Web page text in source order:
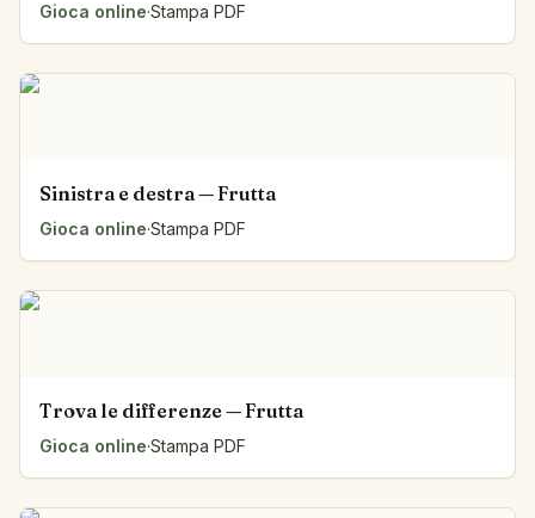
Gioca online·Stampa PDF
Sinistra e destra — Frutta
Gioca online·Stampa PDF
Trova le differenze — Frutta
Gioca online·Stampa PDF